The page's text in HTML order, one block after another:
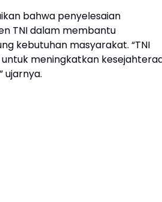
bahwa penyelesaian
TNI dalam membantu
kebutuhan masyarakat. “TNI
meningkatkan
ujarnya.